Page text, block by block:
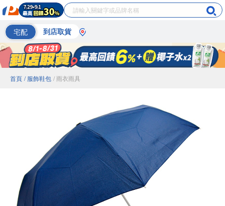
宅配 到店取貨
首頁 / 服飾鞋包 / 雨衣雨具